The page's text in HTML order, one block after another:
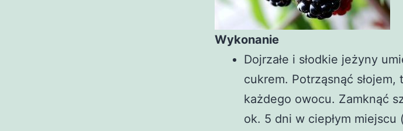
Wykonanie
Dojrzałe i słodkie jeżyny
cukrem. Potrząsnąć
każdego owocu. Zamknąć
ok. 5 dni w ciepłym miejscu